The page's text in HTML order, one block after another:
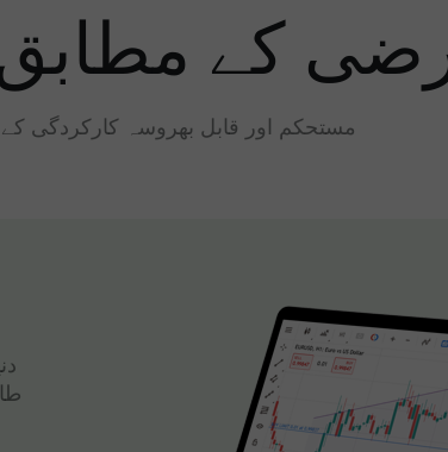
کے مطابق
مستحکم اور قابل بھروسہ کارکردگی کے